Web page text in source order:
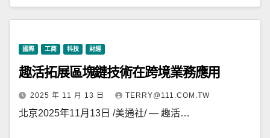
國際 工商 科技 財經
趣活拓展區塊鏈技術在跨境業務應用
2025 年 11 月 13 日 TERRY@111.COM.TW
北京2025年11月13日 /美通社/ — 趣活…